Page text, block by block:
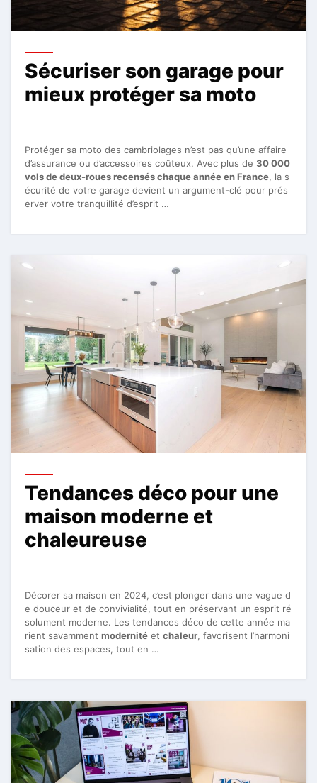
Sécuriser son garage pour
mieux protéger sa moto
Protéger sa moto des cambriolages n’est pas qu’une affaire
d’assurance ou d’accessoires coûteux. Avec plus de 30 000
vols de deux-roues recensés chaque année en France, la s
écurité de votre garage devient un argument-clé pour prés
erver votre tranquillité d’esprit …
Tendances déco pour une
maison moderne et
chaleureuse
Décorer sa maison en 2024, c’est plonger dans une vague d
e douceur et de convivialité, tout en préservant un esprit ré
solument moderne. Les tendances déco de cette année ma
rient savamment modernité et chaleur, favorisent l’harmoni
sation des espaces, tout en …